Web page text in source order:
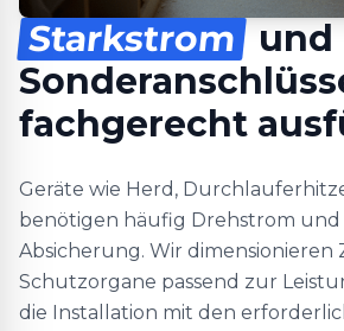
Starkstrom
und
fachgerecht
Geräte wie Herd,
benötigen häufig Drehstrom und
Absicherung. Wir
Schutzorgane passend zur
die Installation mit den